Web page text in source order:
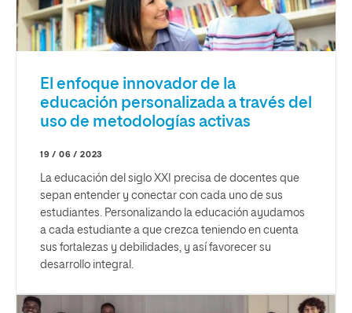
El enfoque innovador de la
educación personalizada a través del
uso de metodologías activas
19 / 06 / 2023
La educación del siglo XXI precisa de docentes que
sepan entender y conectar con cada uno de sus
estudiantes. Personalizando la educación ayudamos
a cada estudiante a que crezca teniendo en cuenta
sus fortalezas y debilidades, y así favorecer su
desarrollo integral.